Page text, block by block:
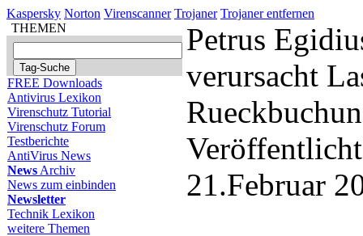
Kaspersky Norton Virenscanner Trojaner Trojaner entfernen
THEMEN
FREE Downloads
Antivirus Lexikon
Virenschutz Tutorial
Virenschutz Forum
Testberichte
AntiVirus News
News Archiv
News zum einbinden
Newsletter
Technik Lexikon
weitere Themen
Petrus
verursacht
21.Februar